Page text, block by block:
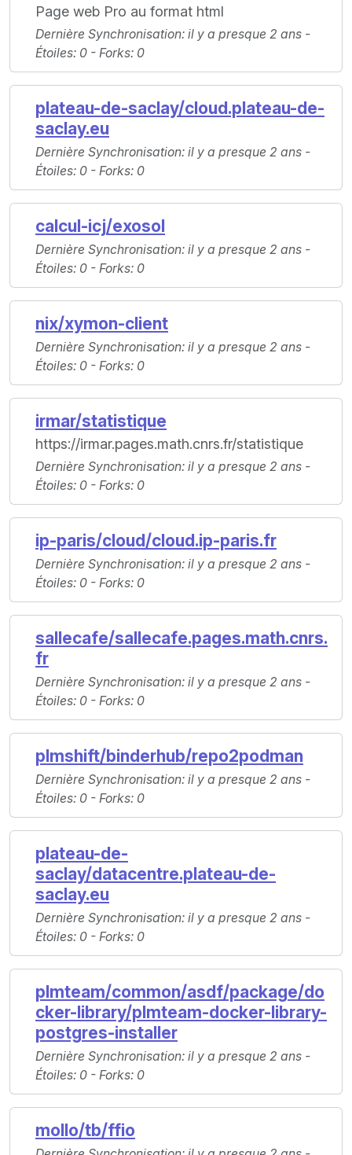
Page web Pro au format html
Dernière Synchronisation: il y a presque 2 ans -
Étoiles: 0 - Forks: 0
plateau-de-saclay/cloud.plateau-de-
saclay.eu
Dernière Synchronisation: il y a presque 2 ans -
Étoiles: 0 - Forks: 0
calcul-icj/exosol
Dernière Synchronisation: il y a presque 2 ans -
Étoiles: 0 - Forks: 0
nix/xymon-client
Dernière Synchronisation: il y a presque 2 ans -
Étoiles: 0 - Forks: 0
irmar/statistique
https://irmar.pages.math.cnrs.fr/statistique
Dernière Synchronisation: il y a presque 2 ans -
Étoiles: 0 - Forks: 0
ip-paris/cloud/cloud.ip-paris.fr
Dernière Synchronisation: il y a presque 2 ans -
Étoiles: 0 - Forks: 0
sallecafe/sallecafe.pages.math.cnrs.
fr
Dernière Synchronisation: il y a presque 2 ans -
Étoiles: 0 - Forks: 0
plmshift/binderhub/repo2podman
Dernière Synchronisation: il y a presque 2 ans -
Étoiles: 0 - Forks: 0
plateau-de-
saclay/datacentre.plateau-de-
saclay.eu
Dernière Synchronisation: il y a presque 2 ans -
Étoiles: 0 - Forks: 0
plmteam/common/asdf/package/do
cker-library/plmteam-docker-library-
postgres-installer
Dernière Synchronisation: il y a presque 2 ans -
Étoiles: 0 - Forks: 0
mollo/tb/ffio